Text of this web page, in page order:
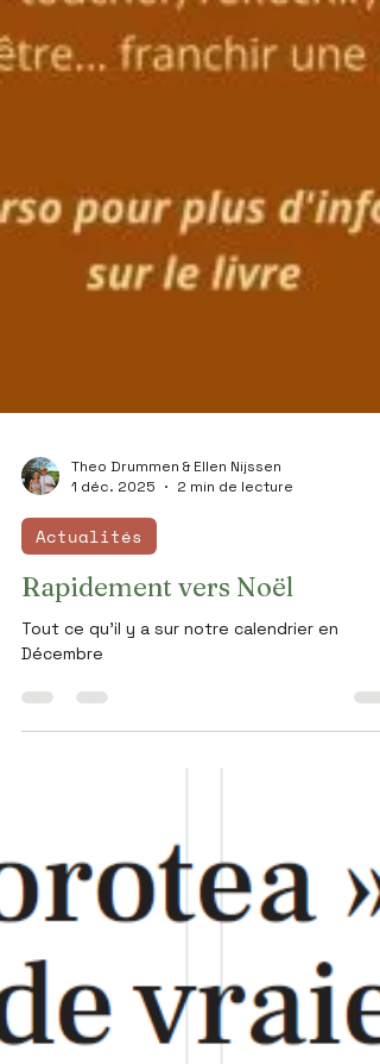
Theo Drummen & Ellen Nijssen
1 déc. 2025
Actualités
Rapidement vers Noël
Tout ce qu'il y a sur notre calendrier en